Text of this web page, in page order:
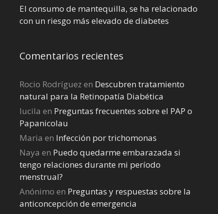
El consumo de mantequilla, se ha relacionado
con un riesgo más elevado de diabetes
Comentarios recientes
Rocio Rodríguez en Descubren tratamiento
natural para la Retinopatía Diabética
lucila en Preguntas frecuentes sobre el PAP o
Papanicolau
Maria en Infección por trichomonas
Naya en Puedo quedarme embarazada si
tengo relaciones durante mi perí­odo
menstrual?
Anónimo en Preguntas y respuestas sobre la
anticoncepción de emergencia